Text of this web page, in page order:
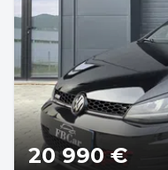
20 990 €